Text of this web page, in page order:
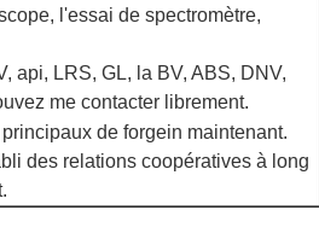
l'essai de spectromètre,
api, LRS, GL, la BV, ABS, DNV,
me contacter librement.
de forgein maintenant.
des relations coopératives à long